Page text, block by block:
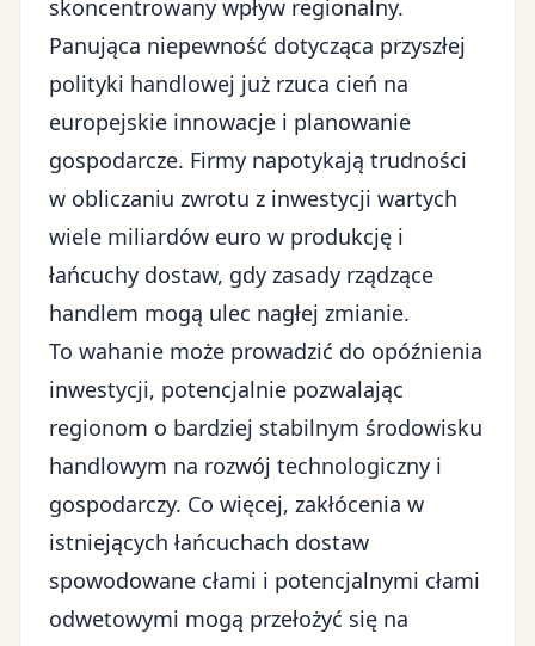
skoncentrowany wpływ regionalny.
Panująca niepewność dotycząca przyszłej
polityki handlowej już rzuca cień na
europejskie innowacje i planowanie
gospodarcze. Firmy napotykają trudności
w obliczaniu zwrotu z inwestycji wartych
wiele miliardów euro w produkcję i
łańcuchy dostaw, gdy zasady rządzące
handlem mogą ulec nagłej zmianie.
To wahanie może prowadzić do opóźnienia
inwestycji, potencjalnie pozwalając
regionom o bardziej stabilnym środowisku
handlowym na rozwój technologiczny i
gospodarczy. Co więcej, zakłócenia w
istniejących łańcuchach dostaw
spowodowane cłami i potencjalnymi cłami
odwetowymi mogą przełożyć się na